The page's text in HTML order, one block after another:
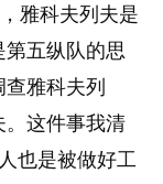
雅科夫列夫是
五纵队的思
雅科夫列
。这件事我清
也是被做好工